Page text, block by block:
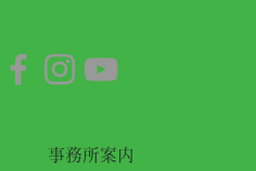
事務所案内